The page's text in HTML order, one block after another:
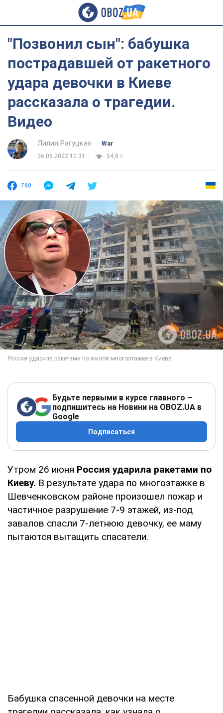
"Позвонил сын": бабушка
пострадавшей от ракетного
удара девочки в Киеве
рассказала о трагедии.
Видео
Лилия Рагуцкая
War
26.06.2022 10:31
54,8 т.
760
Будьте первыми в курсе главного –
подпишитесь на Новини на OBOZ.UA в
Google
Подписаться
Утром 26 июня Россия ударила ракетами по
Киеву. В результате удара по многоэтажке в
Шевченковском районе произошел пожар и
частичное разрушение 7-9 этажей, из-под
завалов спасли 7-летнюю девочку, ее маму
пытаются вытащить спасатели.
Бабушка спасенной девочки на месте